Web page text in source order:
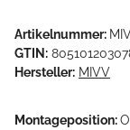
Artikelnummer:
GTIN:
Hersteller: MIVV
Montageposition: